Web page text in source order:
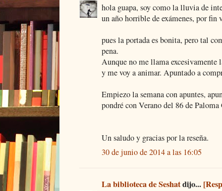
hola guapa, soy como la lluvia de
un año horrible de exámenes, por fin
pues la portada es bonita, pero tal
pena.
Aunque no me llama excesivamente
y me voy a animar. Apuntado a
Empiezo la semana con apuntes,
pondré con Verano del 86 de Paloma
Un saludo y gracias por la reseña.
30 de junio de 2014 a las 16:05
La biblioteca de Seshatdijo...